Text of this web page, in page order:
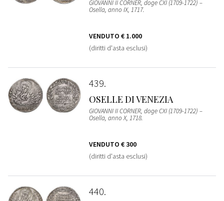
GIOVANNI II CORNER, doge CXI (1709-1722) –
Osella, anno IX, 1717.
VENDUTO € 1.000
(diritti d'asta esclusi)
439
OSELLE DI VENEZIA
GIOVANNI II CORNER, doge CXI (1709-1722) –
Osella, anno X, 1718.
VENDUTO € 300
(diritti d'asta esclusi)
440